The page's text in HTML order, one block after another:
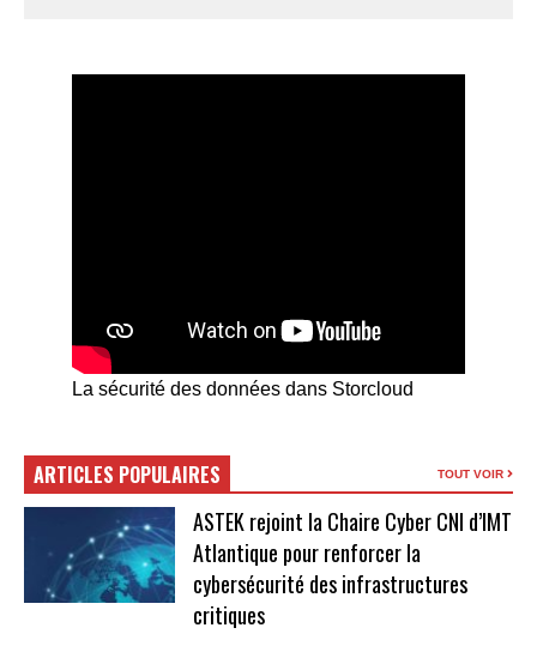
La sécurité des données dans Storcloud
ARTICLES POPULAIRES TOUT VOIR
ASTEK rejoint la Chaire Cyber CNI d’IMT
Atlantique pour renforcer la
cybersécurité des infrastructures
critiques